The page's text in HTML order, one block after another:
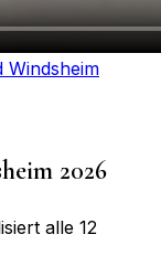
Windsheim
2026
alle 12